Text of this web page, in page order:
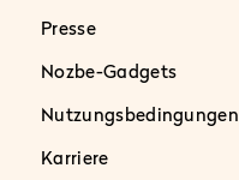
Presse
Nozbe-Gadgets
Nutzungsbedingungen
Karriere